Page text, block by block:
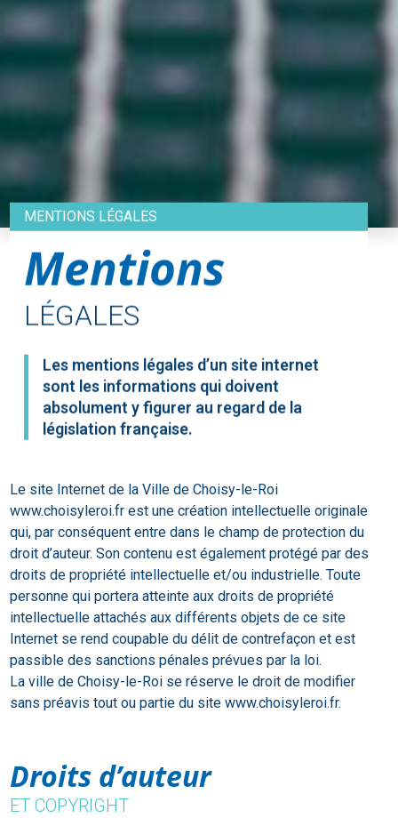
MENTIONS LÉGALES
Mentions
LÉGALES
Les mentions légales d’un site internet
sont les informations qui doivent
absolument y figurer au regard de la
législation française.
Le site Internet de la Ville de Choisy-le-Roi
www.choisyleroi.fr est une création intellectuelle originale
qui, par conséquent entre dans le champ de protection du
droit d’auteur. Son contenu est également protégé par des
droits de propriété intellectuelle et/ou industrielle. Toute
personne qui portera atteinte aux droits de propriété
intellectuelle attachés aux différents objets de ce site
Internet se rend coupable du délit de contrefaçon et est
passible des sanctions pénales prévues par la loi.
La ville de Choisy-le-Roi se réserve le droit de modifier
sans préavis tout ou partie du site www.choisyleroi.fr.
Droits d’auteur
ET COPYRIGHT